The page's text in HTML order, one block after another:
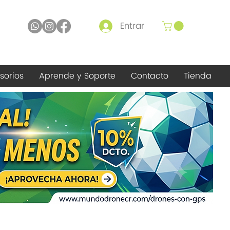
Entrar
Aprende y Soporte Contacto Tienda